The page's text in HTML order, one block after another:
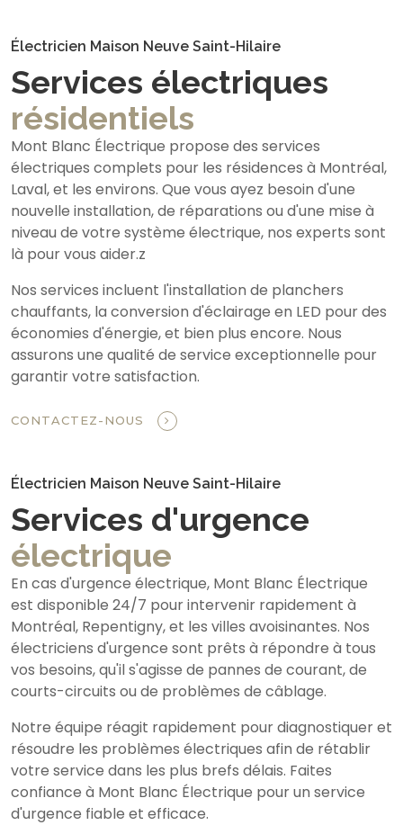
Électricien Maison Neuve Saint-Hilaire
Services électriques
résidentiels
Mont Blanc Électrique propose des services
électriques complets pour les résidences à Montréal,
Laval, et les environs. Que vous ayez besoin d'une
nouvelle installation, de réparations ou d'une mise à
niveau de votre système électrique, nos experts sont
là pour vous aider.z
Nos services incluent l'installation de planchers
chauffants, la conversion d'éclairage en LED pour des
économies d'énergie, et bien plus encore. Nous
assurons une qualité de service exceptionnelle pour
garantir votre satisfaction.
CONTACTEZ-NOUS
Électricien Maison Neuve Saint-Hilaire
Services d'urgence
électrique
En cas d'urgence électrique, Mont Blanc Électrique
est disponible 24/7 pour intervenir rapidement à
Montréal, Repentigny, et les villes avoisinantes. Nos
électriciens d'urgence sont prêts à répondre à tous
vos besoins, qu'il s'agisse de pannes de courant, de
courts-circuits ou de problèmes de câblage.
Notre équipe réagit rapidement pour diagnostiquer et
résoudre les problèmes électriques afin de rétablir
votre service dans les plus brefs délais. Faites
confiance à Mont Blanc Électrique pour un service
d'urgence fiable et efficace.